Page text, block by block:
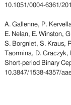
10.1051/0004-6361/
A. Gallenne, P.
E. Nelan, E. Winston,
S. Borgniet, S. Kraus,
Taormina, D.
Short-period Binary
10.3847/1538-4357/